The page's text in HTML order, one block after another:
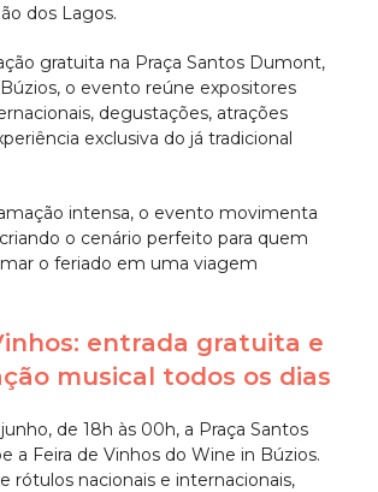
dos Lagos.
gratuita na Praça Santos Dumont,
o evento reúne expositores
degustações, atrações
exclusiva do já tradicional
intensa, o evento movimenta
o cenário perfeito para quem
o feriado em uma viagem
entrada gratuita e
musical todos os dias
de 18h às 00h, a Praça Santos
a Feira de Vinhos do Wine in Búzios.
rótulos nacionais e internacionais,